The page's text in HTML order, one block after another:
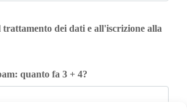
trattamento dei dati e all'iscrizione alla
quanto fa 3 + 4?